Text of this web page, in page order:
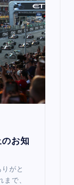
お知
がと
まで、